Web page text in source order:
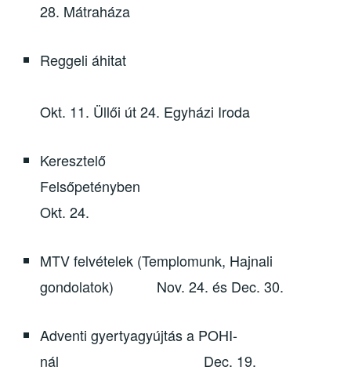
28. Mátraháza
Reggeli áhitat
Okt. 11. Üllői út 24. Egyházi Iroda
Keresztelő
Felsőpetényben
Okt. 24.
MTV felvételek (Templomunk, Hajnali
gondolatok) Nov. 24. és Dec. 30.
Adventi gyertyagyújtás a POHI-
nál Dec. 19.